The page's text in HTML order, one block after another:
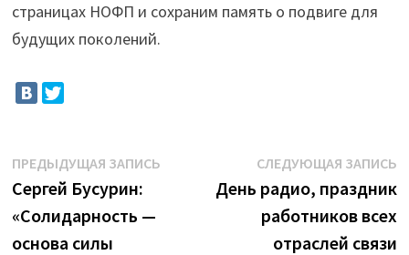
страницах НОФП и сохраним память о подвиге для
будущих поколений.
Навигация
по
записям
ПРЕДЫДУЩАЯ ЗАПИСЬ
Сергей Бусурин:
«Солидарность —
основа силы
СЛЕДУЮЩАЯ ЗАПИСЬ
День радио, праздник
работников всех
отраслей связи